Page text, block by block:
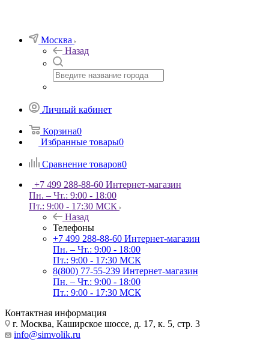
Москва
Назад
Личный кабинет
Корзина0
Избранные товары0
Сравнение товаров0
+7 499 288-88-60 Интернет-магазин
Пн. – Чт.: 9:00 - 18:00
Пт.: 9:00 - 17:30 МСК
Назад
Телефоны
+7 499 288-88-60 Интернет-магазин
Пн. – Чт.: 9:00 - 18:00
Пт.: 9:00 - 17:30 МСК
8(800) 77-55-239 Интернет-магазин
Пн. – Чт.: 9:00 - 18:00
Пт.: 9:00 - 17:30 МСК
Контактная информация
г. Москва, Каширское шоссе, д. 17, к. 5, стр. 3
info@simvolik.ru